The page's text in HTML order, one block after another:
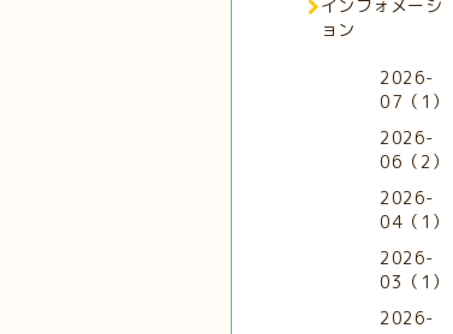
インフォメーシ
ョン
2026-
07（1）
2026-
06（2）
2026-
04（1）
2026-
03（1）
2026-